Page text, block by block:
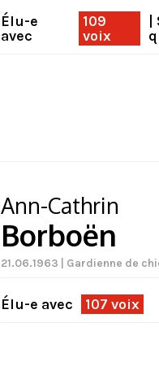
Élu-e
avec
109
voix
Ann-Cathrin
Borboën
21.06.1963 | Gardienne de
Élu-e avec 107 voix